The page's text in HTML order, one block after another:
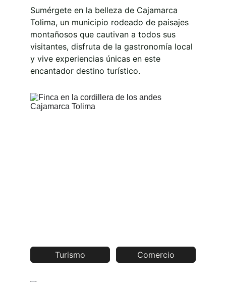
Sumérgete en la belleza de Cajamarca
Tolima, un municipio rodeado de paisajes
montañosos que cautivan a todos sus
visitantes, disfruta de la gastronomía local
y vive experiencias únicas en este
encantador destino turístico.
Turismo Comercio